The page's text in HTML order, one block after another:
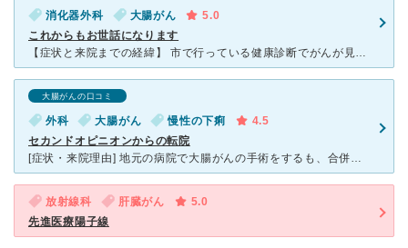
消化器外科 大腸がん
5.0
これからもお世話になります
【症状と来院までの経緯】 市で行っている健康診断でがんが見つかりました．神奈川県立がんセンターの医師に「国立がん研究センターに行くように」と言われ，紹介して頂きました． 【看護師や受付・スタッ
大腸がんの口コミ
外科 大腸がん 慢性の下痢
4.5
セカンドオピニオンからの転院
[症状・来院理由] 地元の病院で大腸がんの手術をするも、合併症で大腸の縫合不全がおきました。しかし2か月たってもなおらず、セカンドオピニオンでこちらにうかがい転院することになりました。 [医師の診
放射線科 肝臓がん
5.0
先進医療陽子線